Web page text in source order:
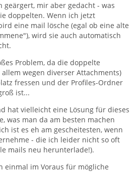
mir aber gedacht - was
doppelten. Wenn ich jetzt
eine mail lösche (egal ob eine alte
wird sie auch automatisch
Problem, da die doppelte
wegen diverser Attachments)
fressen und der Profiles-Ordner
ist...
hat vielleicht eine Lösung für dieses
was man da am besten machen
ist es eh am gescheitesten, wenn
- die ich leider nicht so oft
mails neu herunterlade!).
einmal im Voraus für mögliche